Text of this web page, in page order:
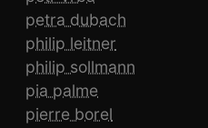
petra dubach
philip leitner
philip sollmann
pia palme
pierre borel